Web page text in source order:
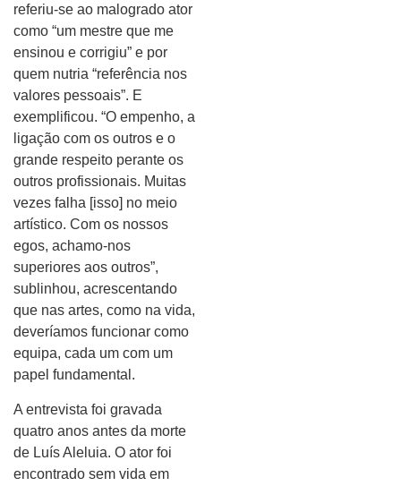
referiu-se ao malogrado ator
como “um mestre que me
ensinou e corrigiu” e por
quem nutria “referência nos
valores pessoais”. E
exemplificou. “O empenho, a
ligação com os outros e o
grande respeito perante os
outros profissionais. Muitas
vezes falha [isso] no meio
artístico. Com os nossos
egos, achamo-nos
superiores aos outros”,
sublinhou, acrescentando
que nas artes, como na vida,
deveríamos funcionar como
equipa, cada um com um
papel fundamental.
A entrevista foi gravada
quatro anos antes da morte
de Luís Aleluia. O ator foi
encontrado sem vida em